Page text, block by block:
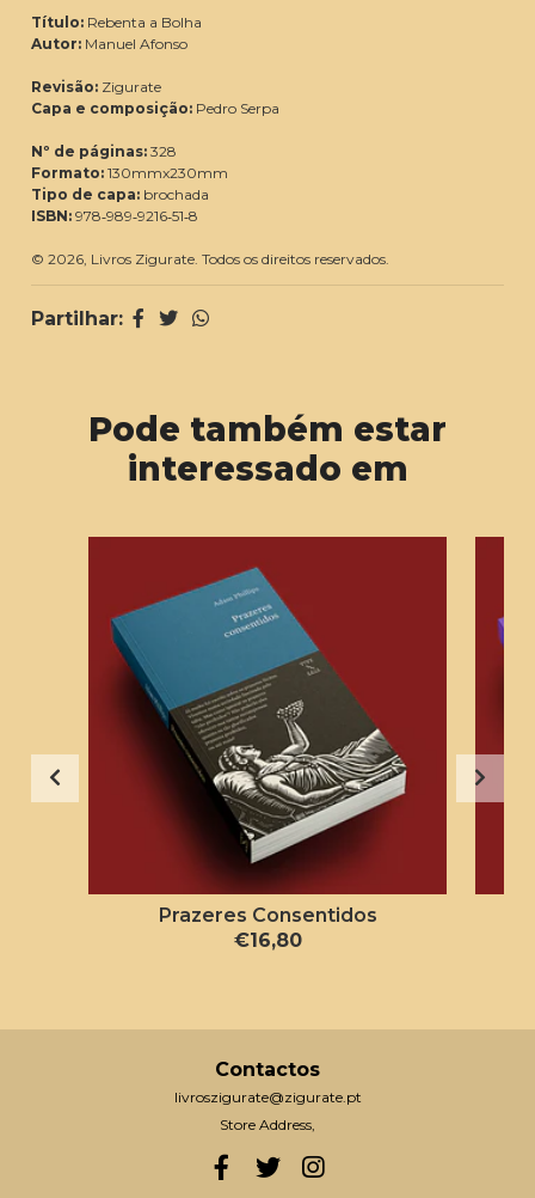
Título: Rebenta a Bolha
Autor: Manuel Afonso
Revisão: Zigurate
Capa e composição: Pedro Serpa
Nº de páginas: 328
Formato: 130mmx230mm
Tipo de capa: brochada
ISBN: 978‑989‑9216‑51‑8
© 2026, Livros Zigurate. Todos os direitos reservados.
Partilhar:
Pode também estar
interessado em
Prazeres Consentidos
€16,80
Contactos
livroszigurate@zigurate.pt
Store Address,